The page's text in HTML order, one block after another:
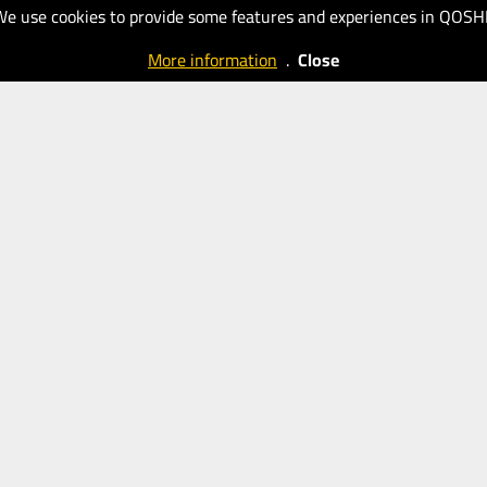
use cookies to provide some features and experiences in
More information . Close
23.06.2025
Observador
09.06.2025